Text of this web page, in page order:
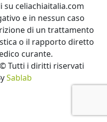
celiachiaitalia.com
e in nessun caso
di un trattamento
o il rapporto diretto
curante.
Tutti i diritti riservati
Sablab